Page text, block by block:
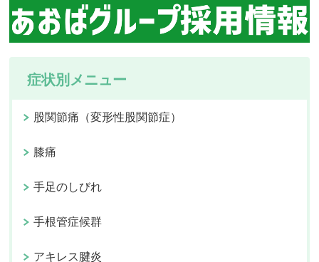
症状別メニュー
股関節痛（変形性股関節症）
膝痛
手足のしびれ
手根管症候群
アキレス腱炎